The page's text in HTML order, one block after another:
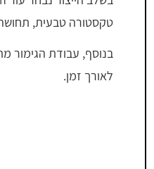
טקסטורה טבעית,
בנוסף, עבודת הגימור
לאורך זמן.